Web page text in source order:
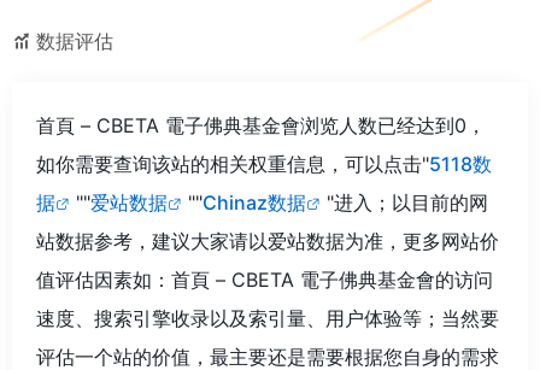
数据评估
首頁 – CBETA 電子佛典基金會浏览人数已经达到0，
如你需要查询该站的相关权重信息，可以点击"5118数
据
""爱站数据 ""Chinaz数据
"进入；以目前的网
站数据参考，建议大家请以爱站数据为准，更多网站价
值评估因素如：首頁 – CBETA 電子佛典基金會的访问
速度、搜索引擎收录以及索引量、用户体验等；当然要
评估一个站的价值，最主要还是需要根据您自身的需求